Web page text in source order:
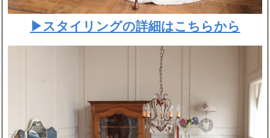
▶スタイリングの詳細はこちらから